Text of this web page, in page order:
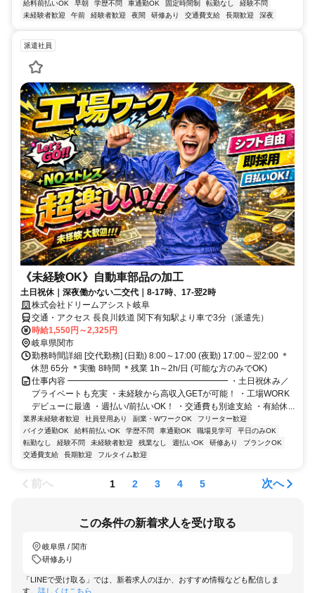
給料前払いOK
早朝 学歴不問 車通勤OK 固定時間制 転勤なし
経験不問
未経験者歓迎
午前 経験者歓迎 夜間 研修あり 交通費支給 長期歓迎 深夜
派遣社員
《未経験OK》自動車部品の加工
土日祝休｜深夜働かない二交代｜8-17時、17-翌2時
株式会社ドリームアシスト岐阜
交通・アクセス 長良川鉄道 関下有知駅より車で3分（派遣先）
時給1,550円～2,325円
岐阜県関市
勤務時間詳細 [交代勤務] (日勤) 8:00～17:00 (夜勤) 17:00～翌2:00 ＊
休憩 65分 ＊実働 8時間 ＊残業 1h～2h/日 (可能な方のみでOK)
仕事内容 ━━━━━━━━━━━━━━━━━━━ ・土日祝休み／
プライベートも充実 ・未経験から高収入GETが可能！ ・工場WORK
デビューに最適 ・週払い/前払いOK！ ・交通費も別途支給 ・有給休...
業界未経験者歓迎 社員登用あり 副業・WワークOK
フリーター歓迎
バイク通勤OK
給料前払いOK 学歴不問 車通勤OK 職場見学可
平日のみOK
転勤なし
経験不問 未経験者歓迎 残業なし 週払いOK 研修あり
ブランクOK
交通費支給
長期歓迎 フルタイム歓迎
前へ 1 2 3 4 5 次へ
この条件の新着求人を受け取る
岐阜県 / 関市
研修あり
「LINEで受け取る」では、新着求人のほか、おすすめ情報なども配信しま
す。 詳しくはこちら